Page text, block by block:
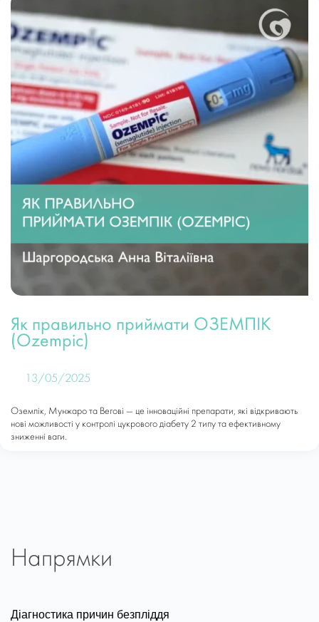
Як правильно приймати ОЗЕМПІК
(Ozempic)
13/05/2025
Оземпік, Мунжаро та Вегові — це інноваційні препарати, які відкривають
нові можливості у контролі цукрового діабету 2 типу та ефективному
зниженні ваги.
Напрямки
Діагностика причин безпліддя